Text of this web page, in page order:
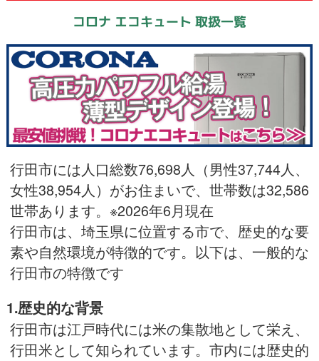
コロナ エコキュート 取扱一覧
行田市には人口総数76,698人（男性37,744人、
女性38,954人）がお住まいで、世帯数は32,586
世帯あります。※2026年6月現在
行田市は、埼玉県に位置する市で、歴史的な要
素や自然環境が特徴的です。以下は、一般的な
行田市の特徴です
1.歴史的な背景
行田市は江戸時代には米の集散地として栄え、
行田米として知られています。市内には歴史的